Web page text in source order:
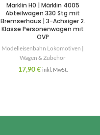
Märklin H0 | Märklin 4005
Abteilwagen 330 Stg mit
Bremserhaus | 3-Achsiger 2.
Klasse Personenwagen mit
OVP
Modelleisenbahn Lokomotiven |
Wagen & Zubehör
17,90€ inkl. MwSt.